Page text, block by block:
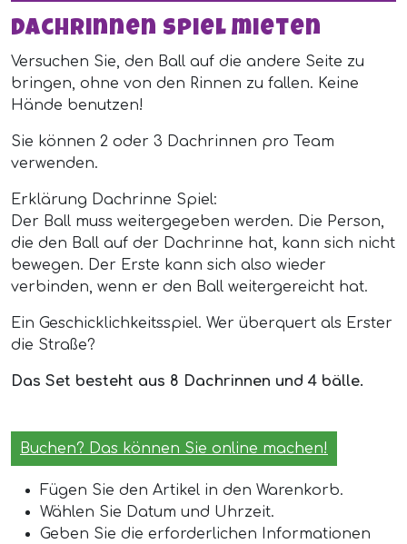
Dachrinnen spiel mieten
Versuchen Sie, den Ball auf die andere Seite zu
bringen, ohne von den Rinnen zu fallen. Keine
Hände benutzen!
Sie können 2 oder 3 Dachrinnen pro Team
verwenden.
Erklärung Dachrinne Spiel:
Der Ball muss weitergegeben werden. Die Person,
die den Ball auf der Dachrinne hat, kann sich nicht
bewegen. Der Erste kann sich also wieder
verbinden, wenn er den Ball weitergereicht hat.
Ein Geschicklichkeitsspiel. Wer überquert als Erster
die Straße?
Das Set besteht aus 8 Dachrinnen und 4 bälle.
Buchen? Das können Sie online machen!
Fügen Sie den Artikel in den Warenkorb.
Wählen Sie Datum und Uhrzeit.
Geben Sie die erforderlichen Informationen